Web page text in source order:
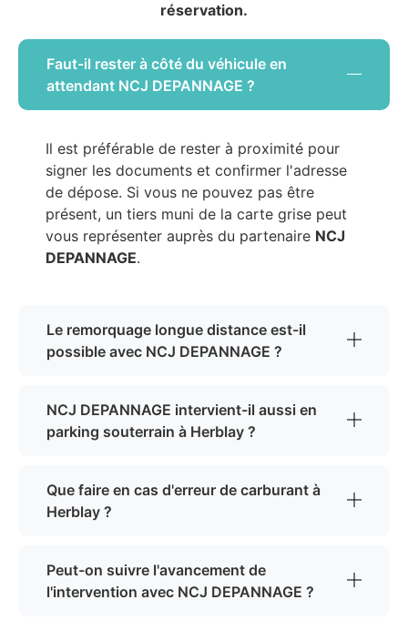
réservation.
Faut-il rester à côté du véhicule en
attendant NCJ DEPANNAGE ?
Il est préférable de rester à proximité pour
signer les documents et confirmer l'adresse
de dépose. Si vous ne pouvez pas être
présent, un tiers muni de la carte grise peut
vous représenter auprès du partenaire NCJ
DEPANNAGE.
Le remorquage longue distance est-il
possible avec NCJ DEPANNAGE ?
NCJ DEPANNAGE intervient-il aussi en
parking souterrain à Herblay ?
Que faire en cas d'erreur de carburant à
Herblay ?
Peut-on suivre l'avancement de
l'intervention avec NCJ DEPANNAGE ?